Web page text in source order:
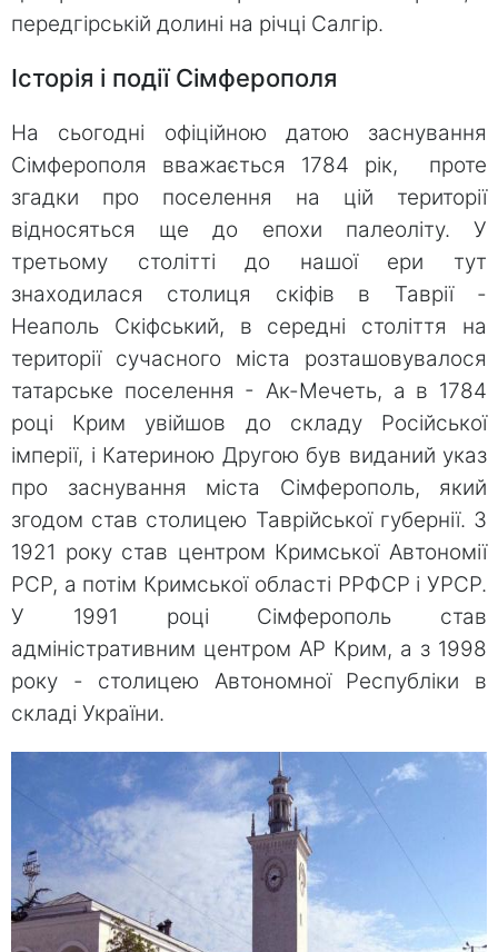
передгірській долині на річці Салгір.
Історія і події Сімферополя
На сьогодні офіційною датою заснування
Сімферополя вважається 1784 рік, проте
згадки про поселення на цій території
відносяться ще до епохи палеоліту. У
третьому столітті до нашої ери тут
знаходилася столиця скіфів в Таврії -
Неаполь Скіфський, в середні століття на
території сучасного міста розташовувалося
татарське поселення - Ак-Мечеть, а в 1784
році Крим увійшов до складу Російської
імперії, і Катериною Другою був виданий указ
про заснування міста Сімферополь, який
згодом став столицею Таврійської губернії. З
1921 року став центром Кримської Автономії
РСР, а потім Кримської області РРФСР і УРСР.
У 1991 році Сімферополь став
адміністративним центром АР Крим, а з 1998
року - столицею Автономної Республіки в
складі України.